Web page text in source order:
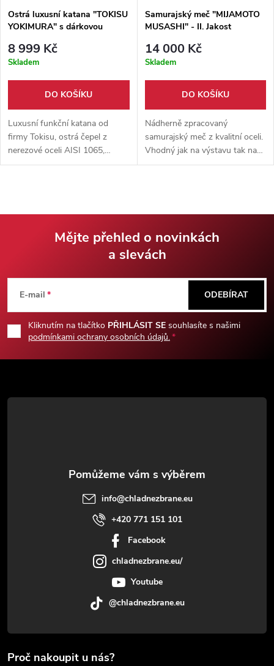
tabindex="-1"> Luxusní
červená katana s čepelí z oceli
T10 kalené jílem na 60 HRC.
Reálný hamon, velice ostrá
Ostrá luxusní katana "TOKISU
YOKIMURA" s dárkovou
8 999 Kč
Skladem
DO KOŠÍKU
Luxusní funkční katana od
firmy Tokisu, ostrá čepel z
nerezové oceli AISI 1065,
kovová záštita, rukojeť s
Samurajský meč "MIJAMOTO
MUSASHI" - II. Jakost
14 000 Kč
Skladem
DO KOŠÍKU
Nádherně zpracovaný
samurajský meč z kvalitní oceli.
Vhodný jak na výstavu tak na
trénink tameshigiri i odolnější
p
a
Mějte přehled o novinkách
a slevách
E-mail
Kliknutím na tlačítko PŘIHLÁSIT SE souhlasíte s našimi
podmínkami ochrany osobních údajů.
ODEBÍRAT
info@chladnezbrane.eu
+420 771 151 101
Facebook
chladnezbrane.eu/
Youtube
@chladnezbrane.eu
Proč nakoupit u nás?